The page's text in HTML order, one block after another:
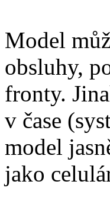
Model
obsluhy,
fronty.
v čase
model
jako